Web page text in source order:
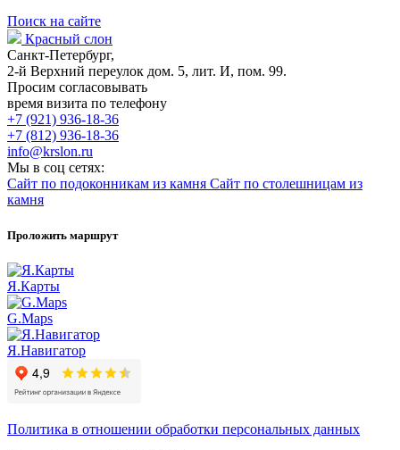
Поиск на сайте
Красный слон
Санкт-Петербург,
2-й Верхний переулок дом. 5, лит. И, пом. 99.
Просим согласовывать
время визита по телефону
+7 (921) 936-18-36
+7 (812) 936-18-36
info@krslon.ru
Мы в соц сетях:
Сайт по подоконникам из камня Сайт по столешницам из
камня
Проложить маршрут
Я.Карты
G.Maps
Я.Навигатор
Политика в отношении обработки персональных данных